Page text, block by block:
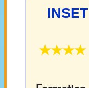
INSET
★★★★